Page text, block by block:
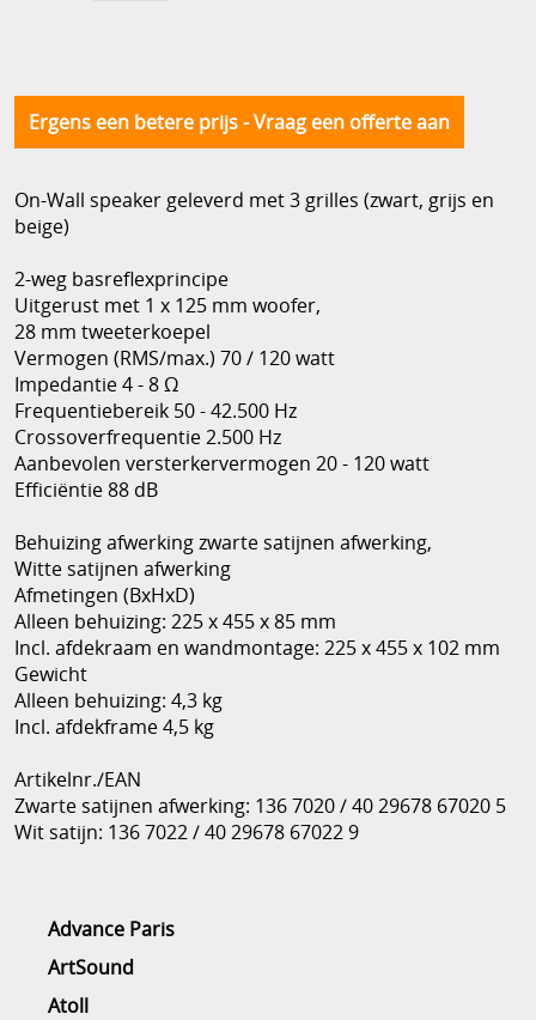
Advance Paris
ArtSound
Atoll
Ergens een betere prijs - Vraag een offerte aan
On-Wall speaker geleverd met 3 grilles (zwart, grijs en
beige)
2-weg basreflexprincipe
Uitgerust met 1 x 125 mm woofer,
28 mm tweeterkoepel
Vermogen (RMS/max.) 70 / 120 watt
Impedantie 4 - 8 Ω
Frequentiebereik 50 - 42.500 Hz
Crossoverfrequentie 2.500 Hz
Aanbevolen versterkervermogen 20 - 120 watt
Efficiëntie 88 dB
Behuizing afwerking zwarte satijnen afwerking,
Witte satijnen afwerking
Afmetingen (BxHxD)
Alleen behuizing: 225 x 455 x 85 mm
Incl. afdekraam en wandmontage: 225 x 455 x 102 mm
Gewicht
Alleen behuizing: 4,3 kg
Incl. afdekframe 4,5 kg
Artikelnr./EAN
Zwarte satijnen afwerking: 136 7020 / 40 29678 67020 5
Wit satijn: 136 7022 / 40 29678 67022 9